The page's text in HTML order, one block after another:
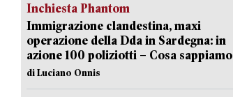
Inchiesta Phantom
Immigrazione clandestina, maxi
operazione della Dda in Sardegna: in
azione 100 poliziotti – Cosa sappiamo
di Luciano Onnis